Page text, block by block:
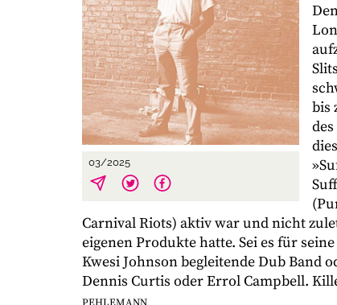
03/2025
bis
Carnival Riots) aktiv war und nicht
eigenen Produkte hatte. Sei es für
Kwesi Johnson begleitende Dub Band
Dennis Curtis oder Errol Campbell.
PEHLEMANN